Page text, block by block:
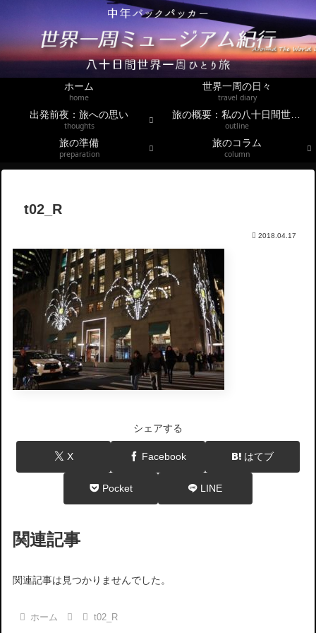
ホーム
home
世界一周の日々
travel diary
出発前夜：旅への思い
thoughts
旅の概要：私の八十日間世界一周
outline
旅の準備
preparation
旅のコラム
column
t02_R
2018.04.17
シェアする
X Facebook はてブ
Pocket LINE
関連記事
関連記事は見つかりませんでした。
ホーム t02_R